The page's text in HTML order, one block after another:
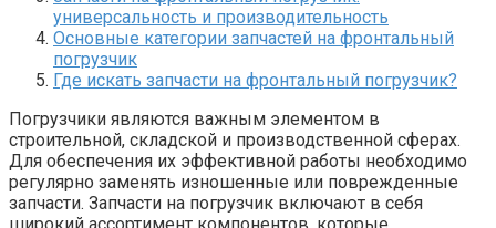
универсальность и производительность
Основные категории запчастей на фронтальный
погрузчик
Где искать запчасти на фронтальный погрузчик?
Погрузчики являются важным элементом в
строительной, складской и производственной сферах.
Для обеспечения их эффективной работы необходимо
регулярно заменять изношенные или поврежденные
запчасти. Запчасти на погрузчик включают в себя